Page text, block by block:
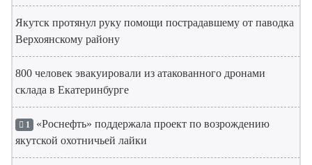
Якутск протянул руку помощи пострадавшему от паводка
Верхоянскому району
800 человек эвакуировали из атакованного дронами
склада в Екатеринбурге
1 «Роснефть» поддержала проект по возрождению
якутской охотничьей лайки